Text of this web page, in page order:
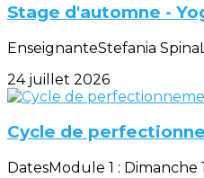
Stage d'automne -
EnseignanteStefania
24 juillet 2026
Cycle de
DatesModule 1 :